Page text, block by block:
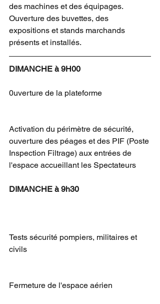
des machines et des équipages.
Ouverture des buvettes, des
expositions et stands marchands
présents et installés.
DIMANCHE à 9H00​
0uverture de la plateforme
Activation du périmètre de sécurité,
ouverture des péages et des PIF (Poste
Inspection Filtrage) aux entrées de
l'espace accueillant les Spectateurs
DIMANCHE à 9h30
Tests sécurité pompiers, militaires et
civils
Fermeture de l'espace aérien